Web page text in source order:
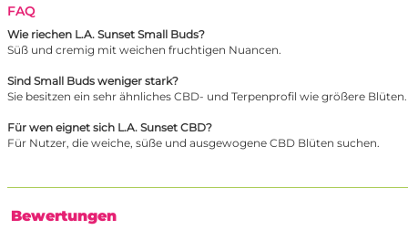
FAQ
Wie riechen L.A. Sunset Small Buds?
Süß und cremig mit weichen fruchtigen Nuancen.
Sind Small Buds weniger stark?
Sie besitzen ein sehr ähnliches CBD- und Terpenprofil wie größere Blüten.
Für wen eignet sich L.A. Sunset CBD?
Für Nutzer, die weiche, süße und ausgewogene CBD Blüten suchen.
Bewertungen